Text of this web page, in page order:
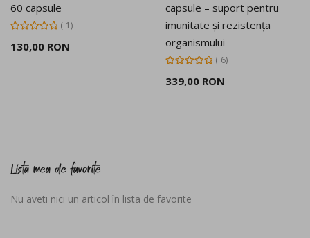
60 capsule
Rating:
100%
1
130,00 RON
capsule – suport pentru
imunitate și rezistența
organismului
Rating:
100%
6
339,00 RON
Lista mea de favorite
Nu aveti nici un articol în lista de favorite